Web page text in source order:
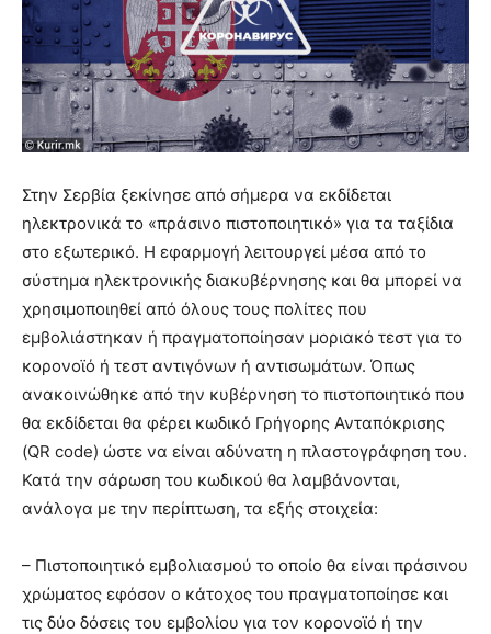
Στην Σερβία ξεκίνησε από σήμερα να εκδίδεται
ηλεκτρονικά το «πράσινο πιστοποιητικό» για τα ταξίδια
στο εξωτερικό. Η εφαρμογή λειτουργεί μέσα από το
σύστημα ηλεκτρονικής διακυβέρνησης και θα μπορεί να
χρησιμοποιηθεί από όλους τους πολίτες που
εμβολιάστηκαν ή πραγματοποίησαν μοριακό τεστ για το
κορονοϊό ή τεστ αντιγόνων ή αντισωμάτων. Όπως
ανακοινώθηκε από την κυβέρνηση το πιστοποιητικό που
θα εκδίδεται θα φέρει κωδικό Γρήγορης Ανταπόκρισης
(QR code) ώστε να είναι αδύνατη η πλαστογράφηση του.
Κατά την σάρωση του κωδικού θα λαμβάνονται,
ανάλογα με την περίπτωση, τα εξής στοιχεία:
– Πιστοποιητικό εμβολιασμού το οποίο θα είναι πράσινου
χρώματος εφόσον ο κάτοχος του πραγματοποίησε και
τις δύο δόσεις του εμβολίου για τον κορονοϊό ή την